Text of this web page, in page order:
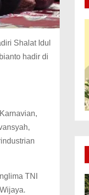
Shalat Idul
hadir di
TNI